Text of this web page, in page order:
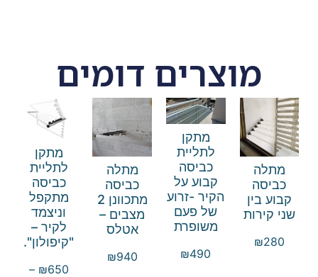
מוצרים דומים
מתלה
כביסה
קבוע בין
שני קירות
₪280
מתקן
לתליית
כביסה
קבוע על
הקיר -זרוע
של פעם
משופרת
₪490
מתלה
כביסה
מתכוונן 2
מצבים –
אטלס
₪940
מתקן
לתליית
כביסה
מתקפל
וניצמד
לקיר –
"קיפולון".
₪650
–